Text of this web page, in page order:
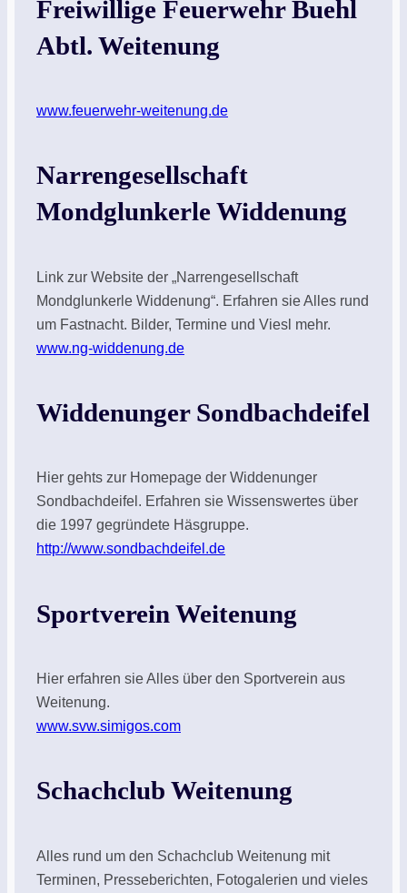
Freiwillige Feuerwehr Buehl
Abtl. Weitenung
www.feuerwehr-weitenung.de
Narrengesellschaft
Mondglunkerle Widdenung
Link zur Website der „Narrengesellschaft
Mondglunkerle Widdenung“. Erfahren sie Alles rund
um Fastnacht. Bilder, Termine und Viesl mehr.
www.ng-widdenung.de
Widdenunger Sondbachdeifel
Hier gehts zur Homepage der Widdenunger
Sondbachdeifel. Erfahren sie Wissenswertes über
die 1997 gegründete Häsgruppe.
http://www.sondbachdeifel.de
Sportverein Weitenung
Hier erfahren sie Alles über den Sportverein aus
Weitenung.
www.svw.simigos.com
Schachclub Weitenung
Alles rund um den Schachclub Weitenung mit
Terminen, Presseberichten, Fotogalerien und vieles